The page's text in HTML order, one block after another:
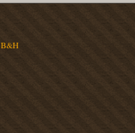
B&H